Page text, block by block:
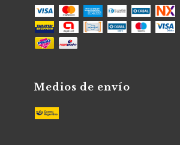
Medios de envío